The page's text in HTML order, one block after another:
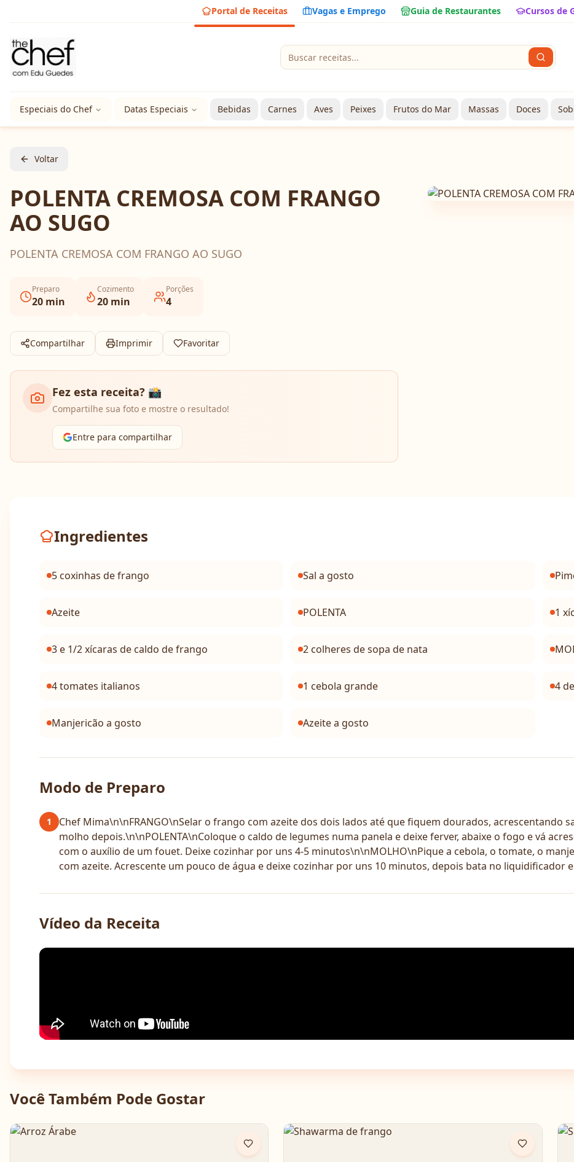
Portal de Receitas Vagas e Emprego Guia de Restaurantes Cursos de
Especiais do Chef Datas Especiais Bebidas Carnes Aves Peixes Frutos do Mar Massas Doces
Voltar
POLENTA CREMOSA COM FRANGO
AO SUGO
POLENTA CREMOSA COM FRANGO AO SUGO
Preparo
20 min
Cozimento
20 min
Porções
4
Compartilhar Imprimir Favoritar
Fez esta receita? 📸
Compartilhe sua foto e mostre o resultado!
Entre para compartilhar
Ingredientes
5 coxinhas de frango Sal a gosto
Azeite POLENTA 1
3 e 1/2 xícaras de caldo de frango 2 colheres de sopa de nata
4 tomates italianos 1 cebola grande 4
Manjericão a gosto Azeite a gosto
Modo de Preparo
1
Chef Mima\n\nFRANGO\nSelar o frango com azeite dos dois lados até que fiquem dourados, acrescentando
molho depois.\n\nPOLENTA\nColoque o caldo de legumes numa panela e deixe ferver, abaixe o fogo e vá
com o auxílio de um fouet. Deixe cozinhar por uns 4-5 minutos\n\nMOLHO\nPique a cebola, o tomate, o
com azeite. Acrescente um pouco de água e deixe cozinhar por uns 10 minutos, depois bata no liquidificador
Vídeo da Receita
Você Também Pode Gostar